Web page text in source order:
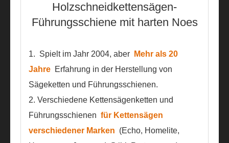
Holzschneidkettensägen-
Führungsschiene mit harten Noes
1. Spielt im Jahr 2004, aber
Mehr als 20
Jahre Erfahrung in der Herstellung von
Sägeketten und Führungsschienen.
2. Verschiedene Kettensägenketten und
Führungsschienen für Kettensägen
verschiedener Marken (Echo, Homelite,